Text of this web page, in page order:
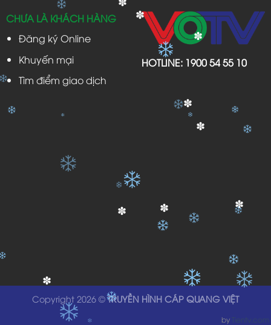
CHƯA LÀ KHÁCH HÀNG
Đăng ký Online
Khuyến mại
Tìm điểm giao dịch
HOTLINE: 1900 54 55 10
Copyright 2026 ©TRUYỀN HÌNH CÁP QUANG VIỆT
byTientv.com
✽
✽
✽
✽
✽
✽
✽
✽